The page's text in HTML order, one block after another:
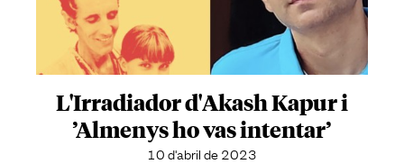
L'Irradiador d'Akash Kapur i
’Almenys ho vas intentar’
10 d'abril de 2023